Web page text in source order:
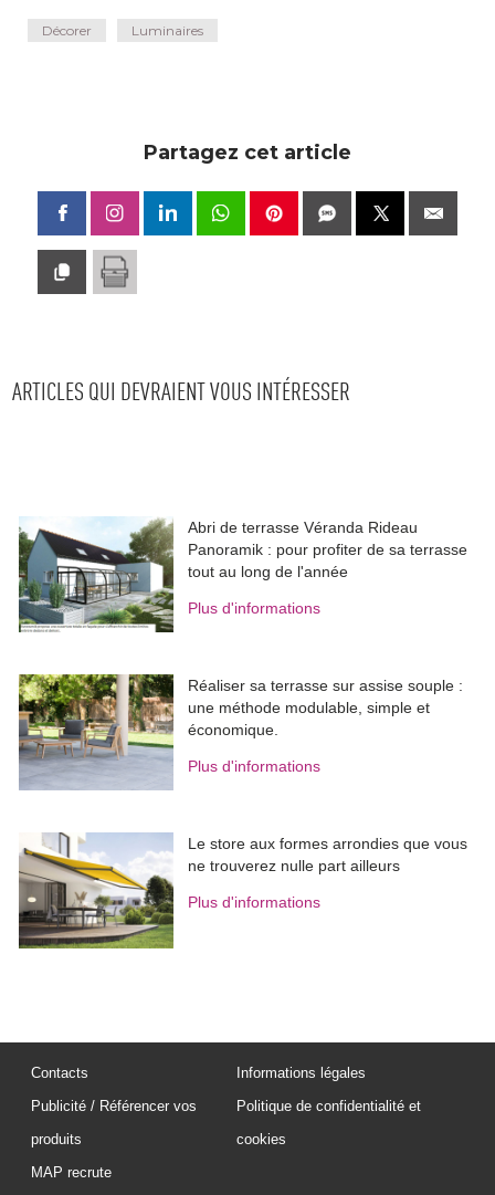
Décorer Luminaires
Partagez cet article
ARTICLES QUI DEVRAIENT VOUS INTÉRESSER
Abri de terrasse Véranda Rideau
Panoramik : pour profiter de sa terrasse
tout au long de l'année
Plus d'informations
Réaliser sa terrasse sur assise souple :
une méthode modulable, simple et
économique.
Plus d'informations
Le store aux formes arrondies que vous
ne trouverez nulle part ailleurs
Plus d'informations
Contacts
Publicité / Référencer vos
produits
MAP recrute
Informations légales
Politique de confidentialité et
cookies